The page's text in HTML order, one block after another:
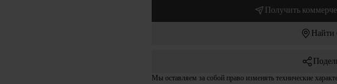
Получить
Найти
Мы оставляем за собой право изменять технические